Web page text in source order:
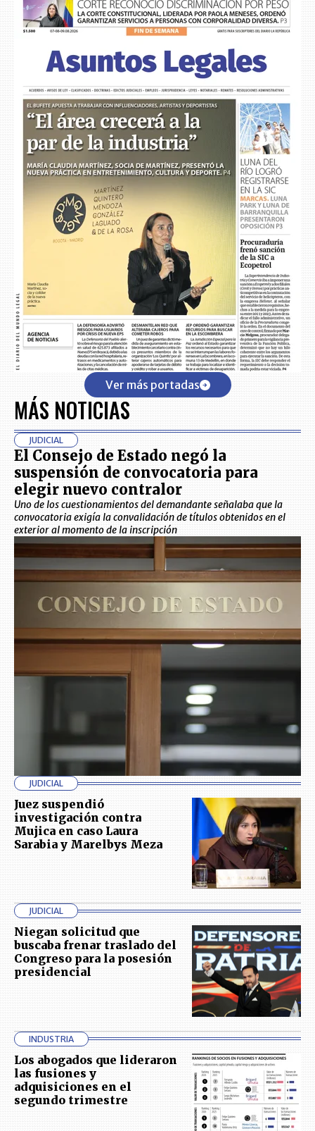
Ver más portadas
MÁS NOTICIAS
JUDICIAL
El Consejo de Estado negó la
suspensión de convocatoria para
elegir nuevo contralor
Uno de los cuestionamientos del demandante señalaba que la
convocatoria exigía la convalidación de títulos obtenidos en el
exterior al momento de la inscripción
JUDICIAL
Juez suspendió
investigación contra
Mujica en caso Laura
Sarabia y Marelbys Meza
JUDICIAL
Niegan solicitud que
buscaba frenar traslado del
Congreso para la posesión
presidencial
INDUSTRIA
Los abogados que lideraron
las fusiones y
adquisiciones en el
segundo trimestre